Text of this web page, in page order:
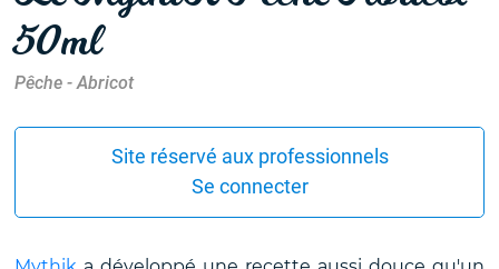
50ml
Pêche - Abricot
Site réservé aux professionnels
Se connecter